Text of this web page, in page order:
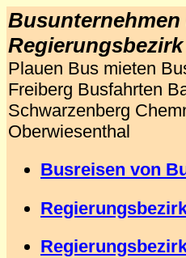
Plauen Bus mieten
Freiberg Busfahrten
Schwarzenberg
Oberwiesenthal
Busreisen von